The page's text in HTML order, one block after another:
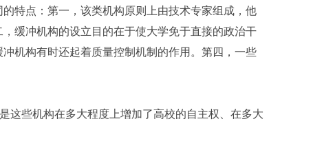
特点：第一，该类机构原则上由技术专家组成，他
缓冲机构的设立目的在于使大学免于直接的政治干
机构有时还起着质量控制机制的作用。第四，一些
这些机构在多大程度上增加了高校的自主权、在多大